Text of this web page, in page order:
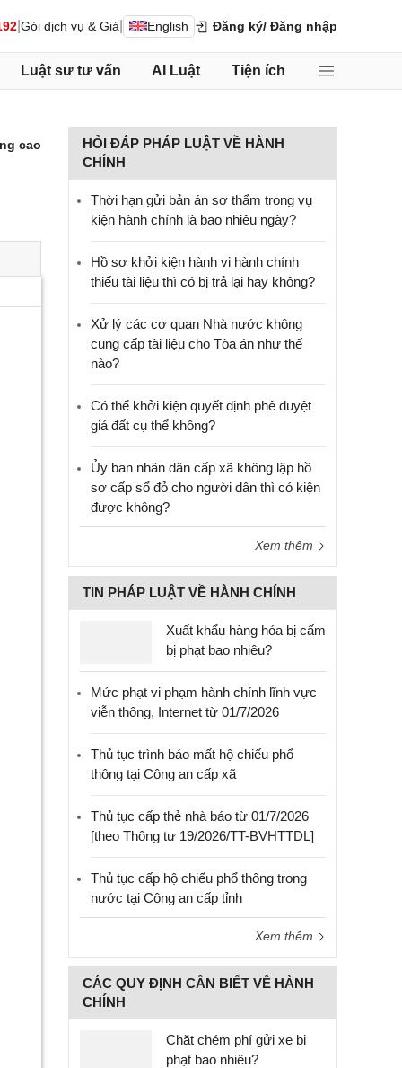
Gói dịch vụ & Giá English Đăng ký/ Đăng nhập
Luật sư tư vấn AI Luật Tiện ích
cao
HỎI ĐÁP PHÁP LUẬT VỀ HÀNH
CHÍNH
Thời hạn gửi bản án sơ thẩm trong vụ
kiện hành chính là bao nhiêu ngày?
Hồ sơ khởi kiện hành vi hành chính
thiếu tài liệu thì có bị trả lại hay không?
Xử lý các cơ quan Nhà nước không
cung cấp tài liệu cho Tòa án như thế
nào?
Có thể khởi kiện quyết định phê duyệt
giá đất cụ thể không?
Ủy ban nhân dân cấp xã không lập hồ
sơ cấp sổ đỏ cho người dân thì có kiện
được không?
Xem thêm
TIN PHÁP LUẬT VỀ HÀNH CHÍNH
Xuất khẩu hàng hóa bị cấm
bị phạt bao nhiêu?
Mức phạt vi phạm hành chính lĩnh vực
viễn thông, Internet từ 01/7/2026
Thủ tục trình báo mất hộ chiếu phổ
thông tại Công an cấp xã
Thủ tục cấp thẻ nhà báo từ 01/7/2026
[theo Thông tư 19/2026/TT-BVHTTDL]
Thủ tục cấp hộ chiếu phổ thông trong
nước tại Công an cấp tỉnh
Xem thêm
CÁC QUY ĐỊNH CẦN BIẾT VỀ HÀNH
CHÍNH
Chặt chém phí gửi xe bị
phạt bao nhiêu?